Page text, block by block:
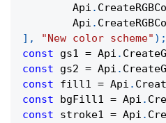
Api .
Api .
] , "New color scheme" ) ;
const gs1 = Api .
const gs2 = Api .
const fill1 = Api .
const bgFill1 = Api .
const stroke1 = Api .